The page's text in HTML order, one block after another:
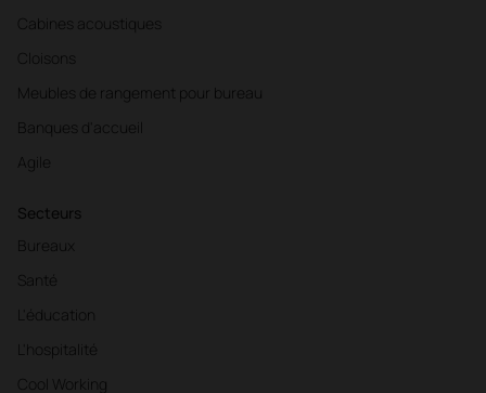
Cabines acoustiques
Cloisons
Meubles de rangement pour bureau
Banques d'accueil
Agile
Secteurs
Bureaux
Santé
L'éducation
L'hospitalité
Cool Working